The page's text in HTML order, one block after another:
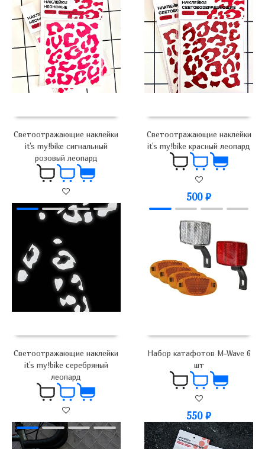
Светоотражающие наклейки
it's my!bike сигнальный
розовый леопард
500₽
Светоотражающие наклейки
it's my!bike красный леопард
500₽
Светоотражающие наклейки
it's my!bike серебряный
леопард
500₽
Набор катафотов M-Wave 6
шт
550₽